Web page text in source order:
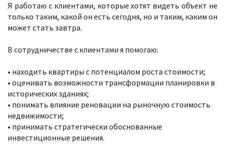
Я работаю с клиентами, которые хотят видеть объект не
только таким, какой он есть сегодня, но и таким, каким он
может стать завтра.
В сотрудничестве с клиентами я помогаю:
• находить квартиры с потенциалом роста стоимости;
• оценивать возможности трансформации планировки в
исторических зданиях;
• понимать влияние реновации на рыночную стоимость
недвижимости;
• принимать стратегически обоснованные
инвестиционные решения.